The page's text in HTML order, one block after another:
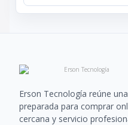
Erson Tecnología reúne
preparada para comprar
cercana y servicio